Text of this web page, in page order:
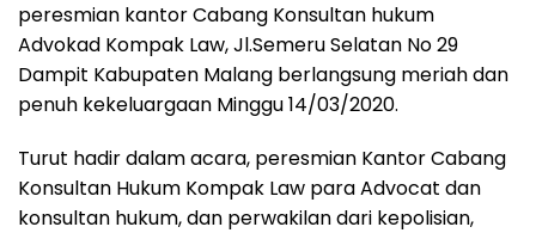
peresmian kantor Cabang Konsultan hukum
Advokad Kompak Law, Jl.Semeru Selatan No 29
Dampit Kabupaten Malang berlangsung meriah dan
penuh kekeluargaan Minggu 14/03/2020.
Turut hadir dalam acara, peresmian Kantor Cabang
Konsultan Hukum Kompak Law para Advocat dan
konsultan hukum, dan perwakilan dari kepolisian,